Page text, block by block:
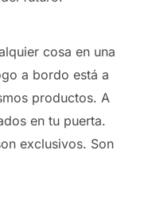
cosa en una
a bordo está a
productos. A
en tu puerta.
exclusivos. Son